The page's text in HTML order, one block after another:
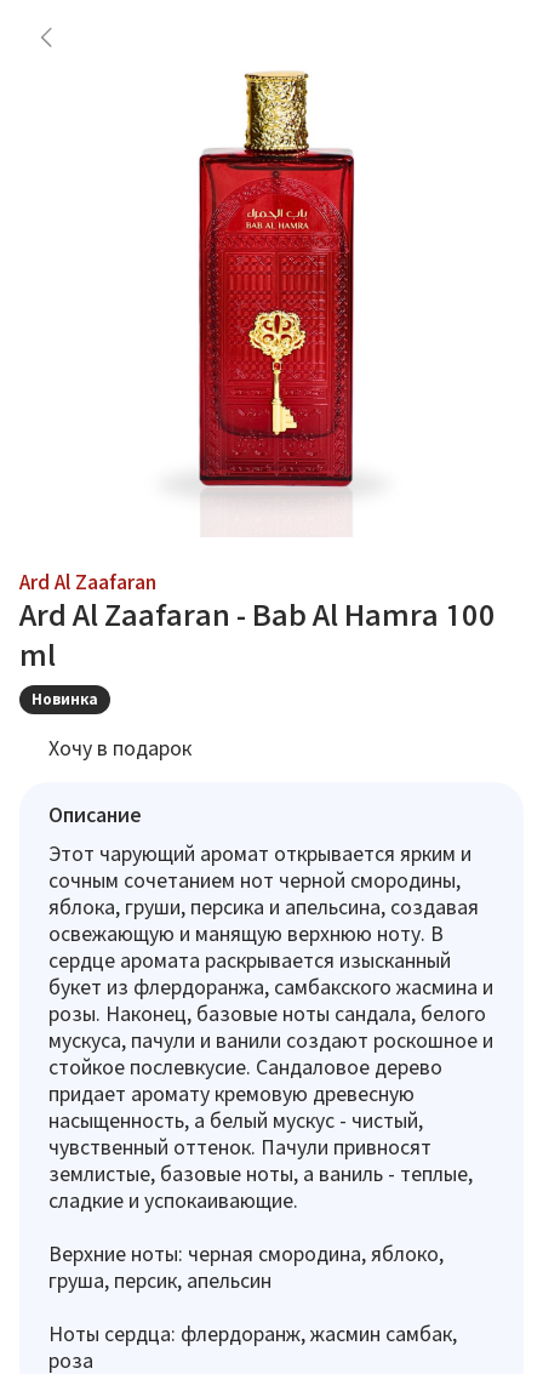
Ard Al Zaafaran
Ard Al Zaafaran - Bab Al Hamra 100
ml
Новинка
Хочу в подарок
Описание
Этот чарующий аромат открывается ярким и
сочным сочетанием нот черной смородины,
яблока, груши, персика и апельсина, создавая
освежающую и манящую верхнюю ноту. В
сердце аромата раскрывается изысканный
букет из флердоранжа, самбакского жасмина и
розы. Наконец, базовые ноты сандала, белого
мускуса, пачули и ванили создают роскошное и
стойкое послевкусие. Сандаловое дерево
придает аромату кремовую древесную
насыщенность, а белый мускус - чистый,
чувственный оттенок. Пачули привносят
землистые, базовые ноты, а ваниль - теплые,
сладкие и успокаивающие.
Верхние ноты: черная смородина, яблоко,
груша, персик, апельсин
Ноты сердца: флердоранж, жасмин самбак,
роза